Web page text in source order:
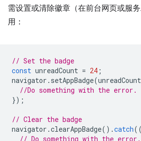
需设置或清除徽章（在前台网页或服
用：
// Set the badge
const unreadCount = 24 ;
navigator . setAppBadge(unreadCount
//Do something with the error.
});
// Clear the badge
navigator .clearAppBadge().catch((
// Do something with the error.